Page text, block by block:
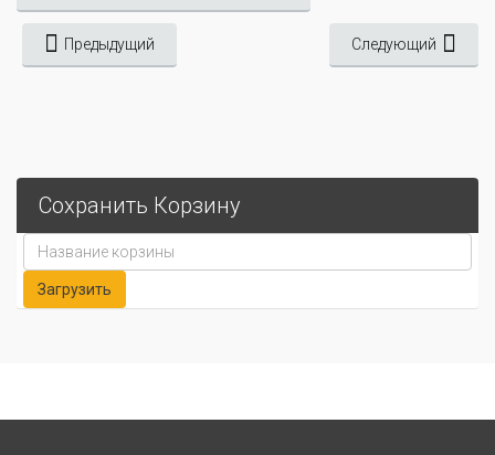
Предыдущий Следующий
Сохранить Корзину